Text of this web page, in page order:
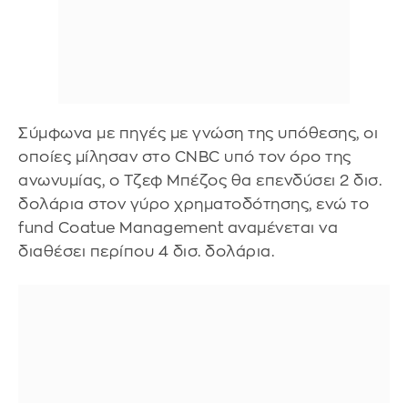
Σύμφωνα με πηγές με γνώση της υπόθεσης, οι
οποίες μίλησαν στο CNBC υπό τον όρο της
ανωνυμίας, ο Τζεφ Μπέζος θα επενδύσει 2 δισ.
δολάρια στον γύρο χρηματοδότησης, ενώ το
fund Coatue Management αναμένεται να
διαθέσει περίπου 4 δισ. δολάρια.